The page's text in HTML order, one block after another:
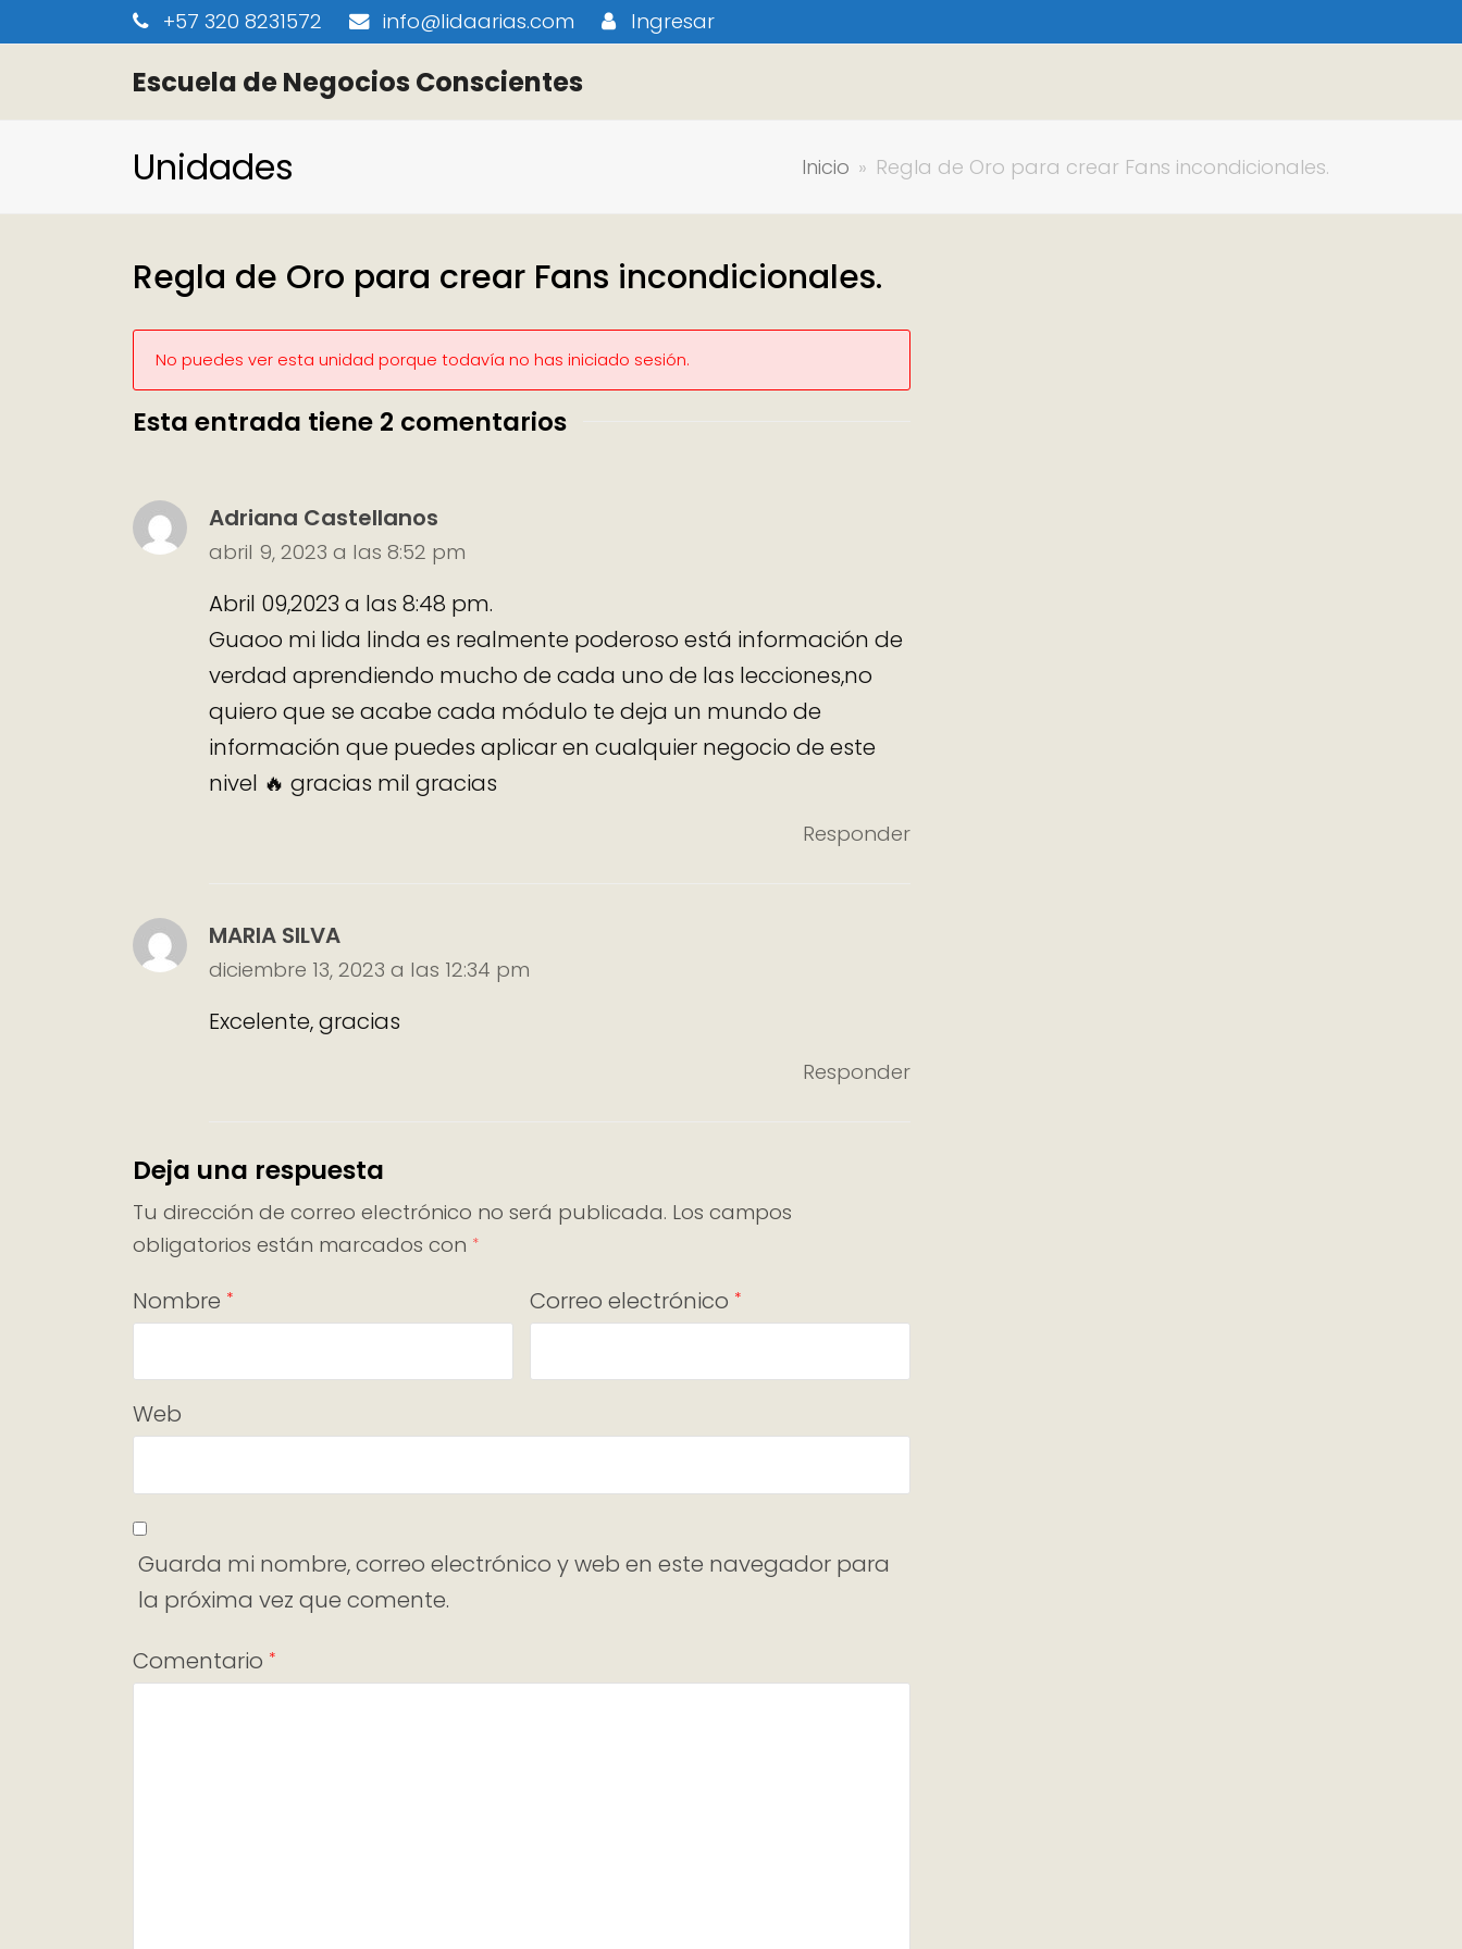
+57 320 8231572 info@lidaarias.com Ingresar
Escuela de Negocios Conscientes
Unidades Inicio » Regla de Oro para crear Fans incondicionales.
Regla de Oro para crear Fans incondicionales.
No puedes ver esta unidad porque todavía no has iniciado sesión.
Esta entrada tiene 2 comentarios
Adriana Castellanos
abril 9, 2023 a las 8:52 pm
Abril 09,2023 a las 8:48 pm.
Guaoo mi lida linda es realmente poderoso está información de
verdad aprendiendo mucho de cada uno de las lecciones,no
quiero que se acabe cada módulo te deja un mundo de
información que puedes aplicar en cualquier negocio de este
nivel 🔥 gracias mil gracias
Responder
MARIA SILVA
diciembre 13, 2023 a las 12:34 pm
Excelente, gracias
Responder
Deja una respuesta
Tu dirección de correo electrónico no será publicada. Los campos
obligatorios están marcados con *
Nombre * Correo electrónico *
Web
Guarda mi nombre, correo electrónico y web en este navegador para
la próxima vez que comente.
Comentario *